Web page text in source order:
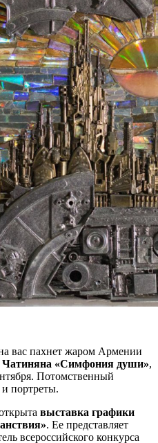
вас пахнет жаром Армении
«Симфония души»,
Потомственный
портреты.
выставка графики
. Ее представляет
всероссийского конкурса